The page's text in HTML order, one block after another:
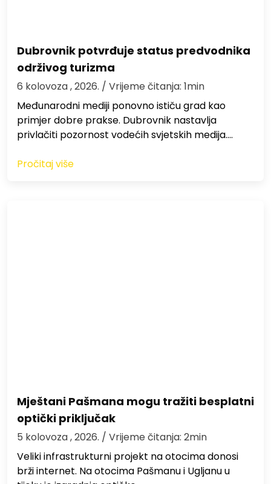
Dubrovnik potvrđuje status predvodnika
održivog turizma
6 kolovoza , 2026. / Vrijeme čitanja: 1min
Međunarodni mediji ponovno ističu grad kao
primjer dobre prakse. Dubrovnik nastavlja
privlačiti pozornost vodećih svjetskih medija.…
Pročitaj više
Mještani Pašmana mogu tražiti besplatni
optički priključak
5 kolovoza , 2026. / Vrijeme čitanja: 2min
Veliki infrastrukturni projekt na otocima donosi
brži internet. Na otocima Pašmanu i Ugljanu u